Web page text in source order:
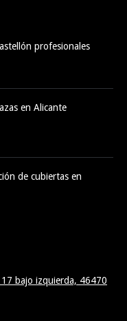
profesionales
en Alicante
de cubiertas en
17 bajo izquierda, 46470